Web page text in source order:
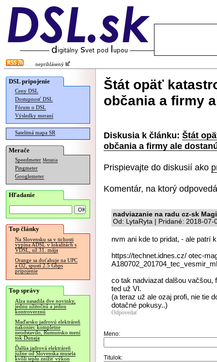
neprihlásený
DSL pripojenie
Ceny DSL
Dostupnosť DSL
Fórum o DSL
Výsledky meraní
Satelitná mapa SR
Merače
Speedmeter Merania
Pingmeter
Googlemeter
Hľadanie
Top články
Na Slovensku sa v tichosti
vypína ADSL v lokalitách s
VDSL, už 31. mája
Orange sa doťahuje na UPC
a O2, spustí 2.5 Gbps
pripojenie
Top správy
Alza nasadila dve novinky,
jednu užitočnú a jednu
kontroverznú
Maďarsko jadrovú elektráreň
nakoniec kompletne
neodstavilo, Rumunsko mení
tok Dunaja
Ďalšia jadrová elektráreň
južne od Slovenska musela
kvôli teplu znížiť výkon
Štát opäť
občania a firmy
Diskusia k článku: Štát
občania a firmy ale
Prispievajte do diskusií ako
Komentár, na ktorý
nadviazanie na radu cz-sk
Od: LytaRyta | Pridané: 2018-07-
nvm ani kde to pridat, - ale patrí
https://technet.idnes.cz/ otec-
co tak nadviazat dalšou
ted už VI.
(a teraz už ale ozaj profi, nie tie
dotačné pokusy..)
Odpovedať
Meno:
Titulok: